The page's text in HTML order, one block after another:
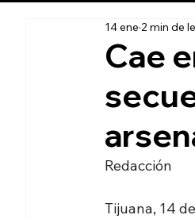
Cae
14 ene 2 min de
Redacción
Tijuana, 14